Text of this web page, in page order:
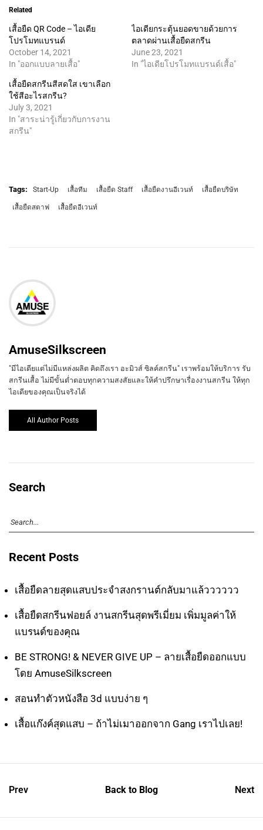
Related
เสื้อยืด QR Code – ไอเดีย
โปรโมทแบรนด์
October 14, 2021
In "ออกแบบลายเสื้อ"
ไอเดียกระตุ้นยอดขายด้วยการ
ตลาดผ่านเสื้อยืดสกรีน
June 23, 2021
In "ไอเดียโปรโมทแบรนด์เสื้อ"
เสื้อยืดสกรีนสีสดใส เขาเลือก
ใช้สีอะไรสกรีน?
July 3, 2021
In "สาระน่ารู้เกี่ยวกับการงาน
สกรีน"
Tags: Start-Up เสื้อทีม เสื้อยืด Staff เสื้อยืดงานอีเวนท์ เสื้อยืดบริษัท
เสื้อยืดสตาฟ เสื้อยืดอีเวนท์
AmuseSilkscreen
"มีไอเดียแต่ไม่มีแหล่งผลิต คิดถึงเรา อะมิวส์ ซิลค์สกรีน" เราพร้อมให้บริการ รับ
สกรีนเสื้อ ไม่มีขั้นต่ำตอบทุกความสงสัยและให้คำปรึกษาเรื่องงานสกรีน ให้ทุก
ไอเดียของคุณเป็นจริงได้
All Author Posts
Search
Recent Posts
เสื้อยืดลายสุดแสบประจำสงกรานต์กลับมาแล้วววววว
เสื้อยืดสกรีนฟอยล์ งานสกรีนสุดพรีเมี่ยม เพิ่มมูลค่าให้
แบรนด์ของคุณ
BE STRONG! & NEVER GIVE UP – ลายเสื้อยืดออกแบบ
โดย AmuseSilkscreen
สอนทำตัวหนังสือ 3d แบบง่าย ๆ
เสื้อแก๊งค์สุดแสบ – ถ้าไม่เมาออกจาก Gang เราไปเลย!
Prev Back to Blog Next